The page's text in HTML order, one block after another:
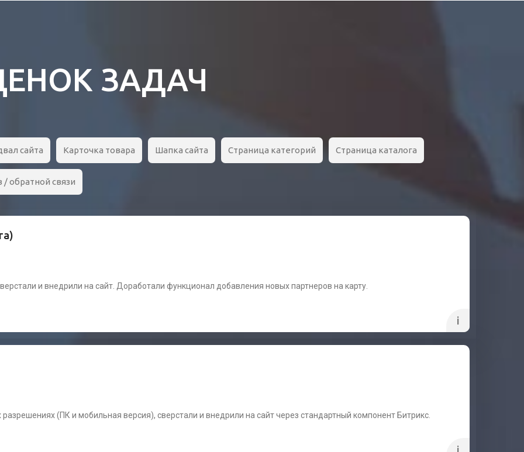
ЗАДАЧ
сайта Карточка товара Шапка сайта Страница категорий Страница каталога
обратной связи
и внедрили на сайт. Доработали функционал добавления новых партнеров на карту.
i
(ПК и мобильная версия), сверстали и внедрили на сайт через стандартный компонент Битрикс.